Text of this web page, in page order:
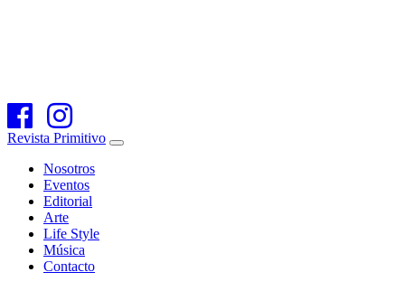
Revista Primitivo
Nosotros
Eventos
Editorial
Arte
Life Style
Música
Contacto